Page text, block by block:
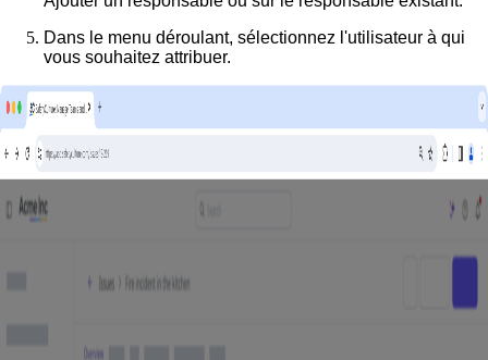
Dans le menu déroulant, sélectionnez l'utilisateur à qui
vous souhaitez attribuer.